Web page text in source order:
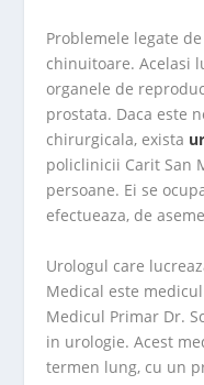
Problemele legate
chinuitoare. Acelasi
organele de
prostata. Daca este
chirurgicala, exista
policlinicii Carit San
persoane. Ei se
efectueaza, de
Urologul care
Medical este
Medicul Primar Dr.
in urologie. Acest
termen lung, cu un